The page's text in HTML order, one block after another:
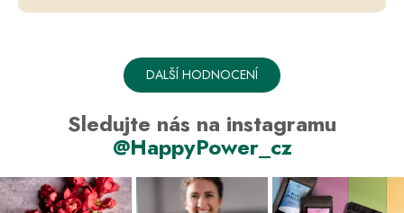
DALŠÍ HODNOCENÍ
Sledujte nás na instagramu
@HappyPower_cz